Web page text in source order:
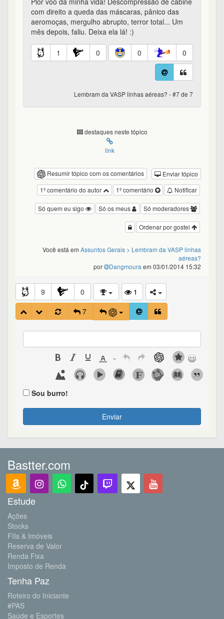
com direito a queda das máscaras, pânico das
aeromoças, mergulho abrupto, terror total... Um
mês depois, faliu. Deixa ela lá! :)
1 0 0 0
Lembram da VASP linhas aéreas? - #7 de 7
destaques neste tópico
link
Resumir tópico com os comentários
Enviar tópico
Notificar
1º comentário
1º comentário do autor
Só moderadores
Só os meus
Só quem eu sigo
Ordenar por gostei
Você está em Assuntos Gerais > Lembram da VASP linhas
aéreas?
por
Dangmouraem 03/01/2014 15:32
9 0
1
7
Sou burro!
Enviar
Bastter.com
Estude
Ações
Stocks
FIIs & Imóveis
Reserva de Valor
Renda Fixa
Imposto de Renda
Tenha Paz
Roteiro do Iniciante
#PAS
Saúde e Esportes